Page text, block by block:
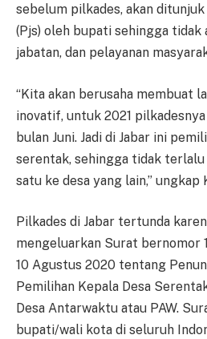
sebelum pilkades, akan
(Pjs) oleh bupati sehingga tidak
jabatan, dan pelayanan
“Kita akan berusaha membuat
inovatif, untuk 2021
bulan Juni. Jadi di Jabar ini
serentak, sehingga tidak
satu ke desa yang lain,” ungkap
Pilkades di Jabar tertunda
mengeluarkan Surat bernomor
10 Agustus 2020 tentang
Pemilihan Kepala Desa
Desa Antarwaktu atau PAW.
bupati/wali kota di seluruh